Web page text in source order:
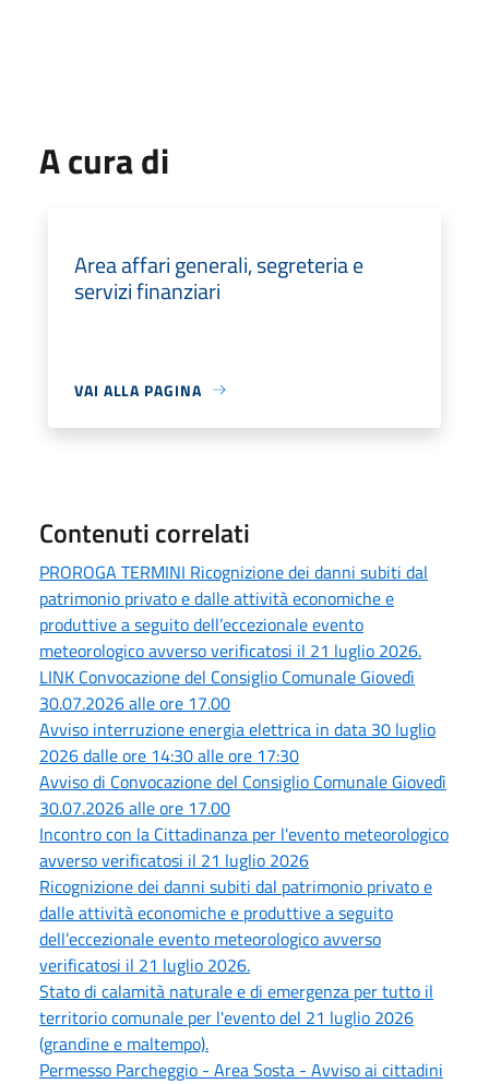
A cura di
Area affari generali, segreteria e
servizi finanziari
VAI ALLA PAGINA
Contenuti correlati
PROROGA TERMINI Ricognizione dei danni subiti dal
patrimonio privato e dalle attività economiche e
produttive a seguito dell’eccezionale evento
meteorologico avverso verificatosi il 21 luglio 2026.
LINK Convocazione del Consiglio Comunale Giovedì
30.07.2026 alle ore 17.00
Avviso interruzione energia elettrica in data 30 luglio
2026 dalle ore 14:30 alle ore 17:30
Avviso di Convocazione del Consiglio Comunale Giovedì
30.07.2026 alle ore 17.00
Incontro con la Cittadinanza per l'evento meteorologico
avverso verificatosi il 21 luglio 2026
Ricognizione dei danni subiti dal patrimonio privato e
dalle attività economiche e produttive a seguito
dell’eccezionale evento meteorologico avverso
verificatosi il 21 luglio 2026.
Stato di calamità naturale e di emergenza per tutto il
territorio comunale per l'evento del 21 luglio 2026
(grandine e maltempo).
Permesso Parcheggio - Area Sosta - Avviso ai cittadini